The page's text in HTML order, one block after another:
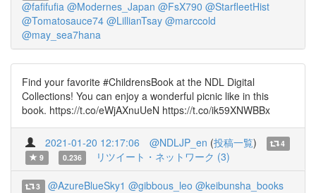
@fafifufia @Modernes_Japan @FsX790 @StarfleetHist
@Tomatosauce74 @LillianTsay @marccold
@may_sea7hana
Find your favorite #ChildrensBook at the NDL Digital
Collections! You can enjoy a wonderful picnic like in this
book. https://t.co/eWjAXnuUeN https://t.co/ik59XNWBBx
2021-01-20 12:17:06 @NDLJP_en (投稿一覧)
4
9
0.236 リツイート・ネットワーク (3)
3 @AzureBlueSky1 @gibbous_leo @keibunsha_books